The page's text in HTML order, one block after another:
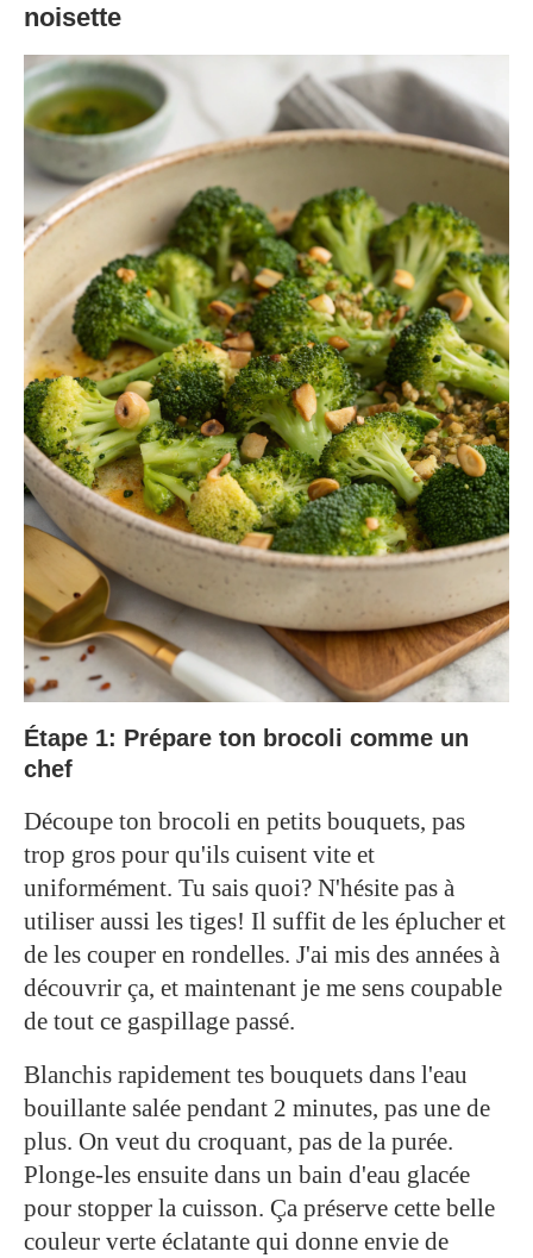
noisette
Étape 1: Prépare ton brocoli comme un
chef
Découpe ton brocoli en petits bouquets, pas
trop gros pour qu'ils cuisent vite et
uniformément. Tu sais quoi? N'hésite pas à
utiliser aussi les tiges! Il suffit de les éplucher et
de les couper en rondelles. J'ai mis des années à
découvrir ça, et maintenant je me sens coupable
de tout ce gaspillage passé.
Blanchis rapidement tes bouquets dans l'eau
bouillante salée pendant 2 minutes, pas une de
plus. On veut du croquant, pas de la purée.
Plonge-les ensuite dans un bain d'eau glacée
pour stopper la cuisson. Ça préserve cette belle
couleur verte éclatante qui donne envie de